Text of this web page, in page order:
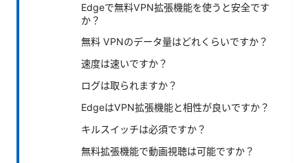
Edgeで無料VPN拡張機能を使うと安全です
か？
無料 VPNのデータ量はどれくらいですか？
速度は速いですか？
ログは取られますか？
EdgeはVPN拡張機能と相性が良いですか？
キルスイッチは必須ですか？
無料拡張機能で動画視聴は可能ですか？